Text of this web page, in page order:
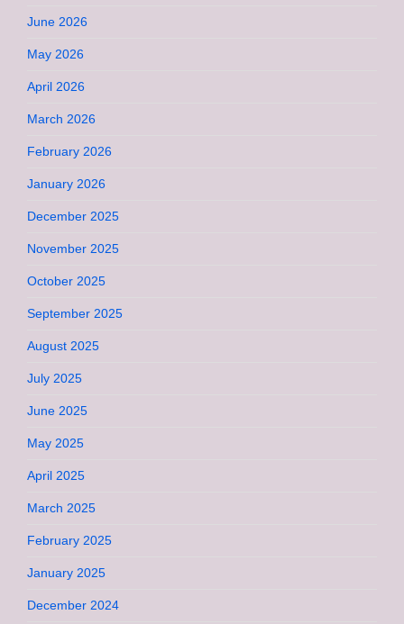
June 2026
May 2026
April 2026
March 2026
February 2026
January 2026
December 2025
November 2025
October 2025
September 2025
August 2025
July 2025
June 2025
May 2025
April 2025
March 2025
February 2025
January 2025
December 2024